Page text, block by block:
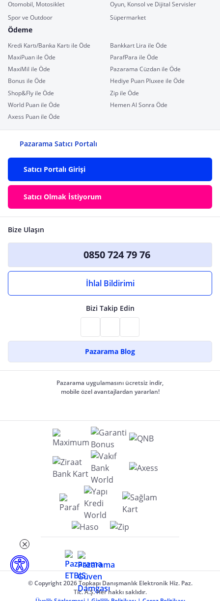
Otomobil, Motosiklet
Oyun, Konsol ve Dijital Servisler
Spor ve Outdoor
Süpermarket
Ödeme
Kredi Kartı/Banka Kartı ile Öde
Bankkart Lira ile Öde
MaxiPuan ile Öde
ParafPara ile Öde
MaxiMil ile Öde
Pazarama Cüzdan ile Öde
Bonus ile Öde
Hediye Puan Pluxee ile Öde
Shop&Fly ile Öde
Zip ile Öde
World Puan ile Öde
Hemen Al Sonra Öde
Axess Puan ile Öde
Pazarama Satıcı Portalı
Satıcı Portalı Girişi
Satıcı Olmak İstiyorum
Bize Ulaşın
0850 724 79 76
İhlal Bildirimi
Bizi Takip Edin
Pazarama Blog
Pazarama uygulamasını ücretsiz indir,
mobile özel avantajlardan yararlan!
© Copyright 2026 Topkapı Danışmanlık Elektronik Hiz. Paz.
Tic. A.Ş. Her hakkı saklıdır.